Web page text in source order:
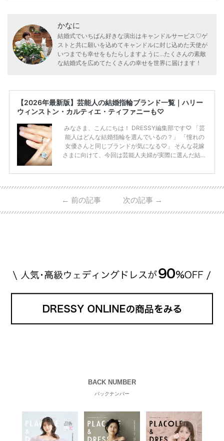
かなに
結婚式でいちばん好きな演出はキャンドルサービス♡ゲ
ストと共に願いを込めてキャンドルに封じ込めた天使が
いつまでも幸せをもたらしますように...たくさんの素敵
な結婚式を広めてたくさんの幸せを世界に届けます！
【2026年最新版】芸能人の結婚指輪ブランド一覧｜ハリー
ウィンストン・カルティエ・ティファニーも♡
みなさま、こんにちは！ DRESSY編集部です♡ 「芸
能人はどんな結婚指輪を選んでいるの？」 「憧れの
女優さんと同じブランドが気になる♡」 そんな花嫁
さまに向けて、今回は芸能人夫婦が実際に選んだ結婚
ーウィンストンやカルティエ、ティファニーなど世界
日本で人気のブランドまで幅広くご紹介。 さらに、
・愛用している芸能人夫婦 ・リングの特徴や魅力 ・
← 前の記事 次の記事 →
BACK NUMBER
バックナンバー